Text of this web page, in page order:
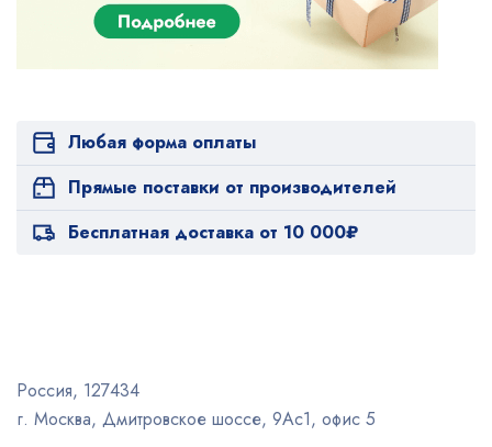
Любая форма оплаты
Прямые поставки от производителей
Бесплатная доставка от 10 000₽
Россия, 127434
г. Москва, Дмитровское шоссе, 9Ас1, офис 5